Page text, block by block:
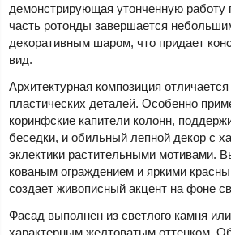
демонстрирующая утонченную работу
часть ротонды завершается
декоративным шаром, что придает
вид.
Архитектурная композиция
пластических деталей. Особенно
коринфские капители колонн,
беседки, и обильный лепной декор с
эклектики растительными мотивами.
кованым ограждением и яркими
создает живописный акцент на фоне
Фасад выполнен из светлого камня
характерным желтоватым оттенком.